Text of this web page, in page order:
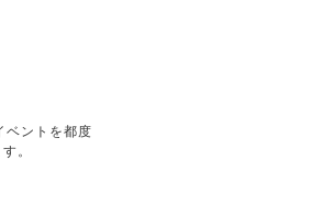
ベントを都度
。